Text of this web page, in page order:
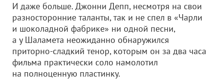
И даже больше. Джонни Депп, несмотря на свои
разносторонние таланты, так и не спел в «Чарли
и шоколадной фабрике» ни одной песни,
а у Шаламета неожиданно обнаружился
приторно-сладкий тенор, которым он за два часа
фильма практически соло намолотил
на полноценную пластинку.